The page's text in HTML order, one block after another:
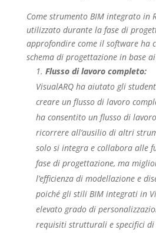
Come strumento BIM integrato in
utilizzato durante la fase di
approfondire come il software ha
schema di progettazione in base
Flusso di lavoro completo:
VisualARQ ha aiutato gli
creare un flusso di lavoro
ha consentito un flusso di
ricorrere all’ausilio di altri
solo si integra e collabora alle
fase di progettazione, ma
l’efficienza di modellazione e
poiché gli stili BIM integrati in
elevato grado di
requisiti strutturali e specifici di